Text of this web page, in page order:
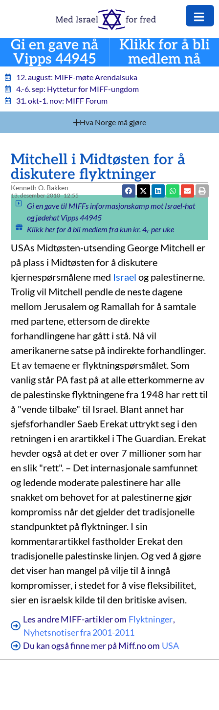
Gi en gave nå
Vipps 44945
Klikk for å bli
medlem nå
12. august: MIFF-møte Arendalsuka
4.-6. sep: Hyttetur for MIFF-ungdom
31. okt-1. nov: MIFF Forum
Hva Norge må gjøre
Mitchell i Midtøsten for å
diskutere flyktninger
Kenneth O. Bakken
13. desember 2010 12:55
Gi en gave til MIFFs informasjonskamp mot Israel-hat
og jødehat Vipps 44945
Klikk her for å bli medlem fra kun kr. 4,- per uke
USAs Midtøsten-utsending George Mitchell er
på plass i Midtøsten for å diskutere
kjernespørsmålene med Israel og palestinerne.
Trolig vil Mitchell pendle de neste dagene
mellom Jerusalem og Ramallah for å samtale
med partene, ettersom de direkte
forhandlingene har gått i stå. Nå vil
amerikanerne satse på indirekte forhandlinger.
Et av temaene er flyktningspørsmålet. Som
vanlig står PA fast på at alle etterkommerne av
de palestinske flyktningene fra 1948 har rett til
å "vende tilbake" til Israel. Blant annet har
sjefsforhandler Saeb Erekat uttrykt seg i den
retningen i en arartikkel i The Guardian. Erekat
hevder også at det er over 7 millioner som har
en slik "rett". – Det internasjonale samfunnet
og ledende moderate palestinere har alle
snakket om behovet for at palestinerne gjør
kompromiss når det gjelder det tradisjonelle
standpunktet på flyktninger. I sin
kommentarartikkel fastholder Erekat den
tradisjonelle palestinske linjen. Og ved å gjøre
det viser han mangel på vilje til å inngå
kompromisser, i stedet for å vise fleksibilitet,
sier en israelsk kilde til den britiske avisen.
Les andre MIFF-artikler om Flyktninger,
Nyhetsnotiser fra 2001-2011
Du kan også finne mer på Miff.no om USA